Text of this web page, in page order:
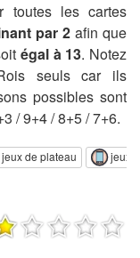
les cartes
par 2afin que
égal à 13. Notez
seuls car ils
possibles sont
/ 9+4 / 8+5 / 7+6.
jeux de plateau jeux